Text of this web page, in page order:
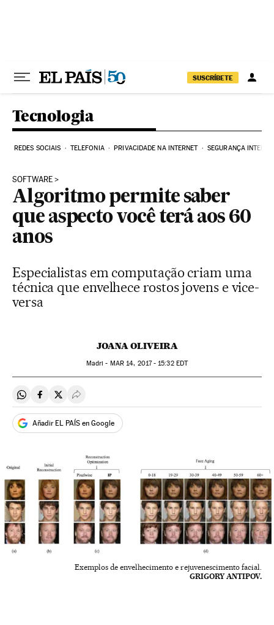
SUSCRÍBETE
Tecnologia
REDES SOCIAIS TELEFONIA PRIVACIDADE NA INTERNET SEGURANÇA
SOFTWARE
Algoritmo permite saber
que aspecto você terá aos 60
anos
Especialistas em computação criam uma
técnica que envelhece rostos jovens e vice-
versa
JOANA OLIVEIRA
Madri - MAR 14, 2017 - 15:32EDT
Compartir en Whatsapp
Compartir en Facebook
Compartir en Twitter
Desplegar Redes Sociales
Añadir EL PAÍS en Google
Exemplos de envelhecimento e rejuvenescimento facial.
GRIGORY ANTIPOV.